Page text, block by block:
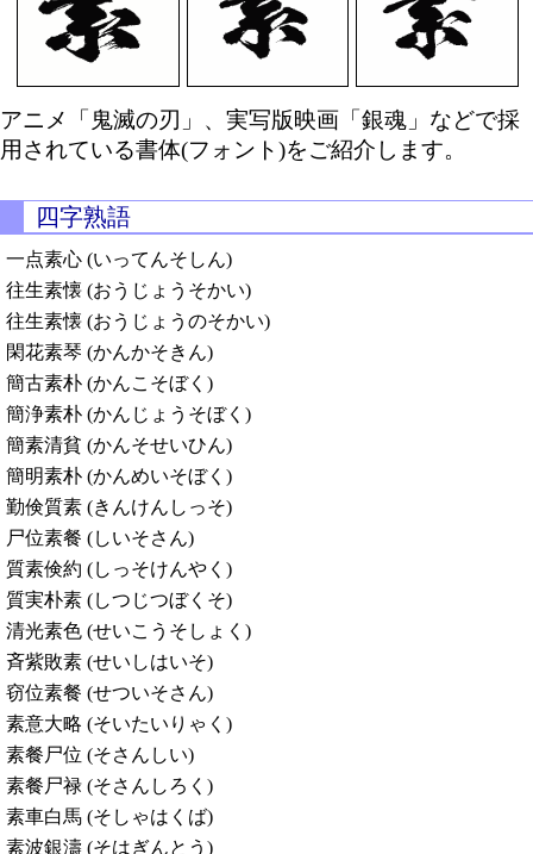
アニメ「鬼滅の刃」、実写版映画「銀魂」などで採
用されている書体(フォント)をご紹介します。
四字熟語
一点素心 (いってんそしん)
往生素懐 (おうじょうそかい)
往生素懐 (おうじょうのそかい)
閑花素琴 (かんかそきん)
簡古素朴 (かんこそぼく)
簡浄素朴 (かんじょうそぼく)
簡素清貧 (かんそせいひん)
簡明素朴 (かんめいそぼく)
勤倹質素 (きんけんしっそ)
尸位素餐 (しいそさん)
質素倹約 (しっそけんやく)
質実朴素 (しつじつぼくそ)
清光素色 (せいこうそしょく)
斉紫敗素 (せいしはいそ)
窃位素餐 (せついそさん)
素意大略 (そいたいりゃく)
素餐尸位 (そさんしい)
素餐尸禄 (そさんしろく)
素車白馬 (そしゃはくば)
素波銀濤 (そはぎんとう)